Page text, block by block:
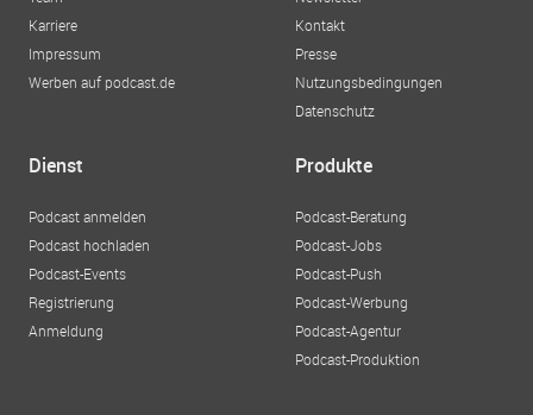
Karriere
Impressum
Werben auf podcast.de
Kontakt
Presse
Nutzungsbedingungen
Datenschutz
Dienst
Podcast anmelden
Podcast hochladen
Podcast-Events
Registrierung
Anmeldung
Produkte
Podcast-Beratung
Podcast-Jobs
Podcast-Push
Podcast-Werbung
Podcast-Agentur
Podcast-Produktion